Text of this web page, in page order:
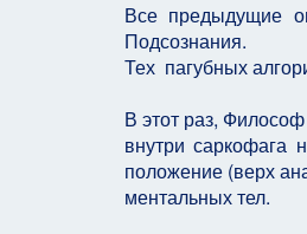
Все предыдущие
Подсознания.
Тех пагубных
В этот раз,
внутри саркофага
положение (верх
ментальных тел.